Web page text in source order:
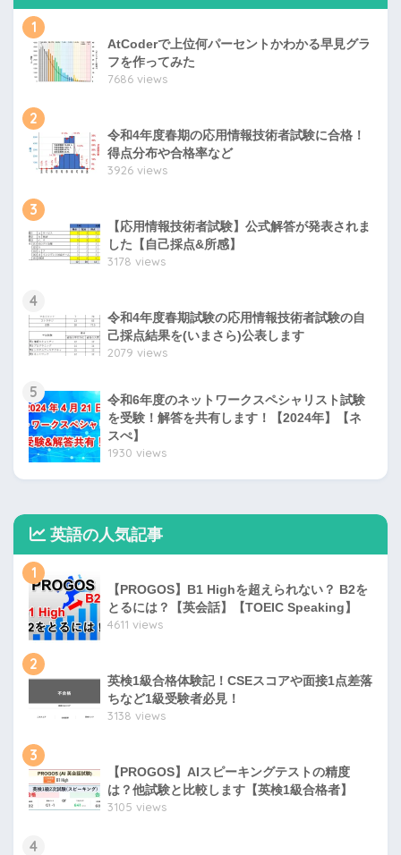
1
AtCoderで上位何パーセントかわかる早見グラ
フを作ってみた
7686 views
2
令和4年度春期の応用情報技術者試験に合格！
得点分布や合格率など
3926 views
3
【応用情報技術者試験】公式解答が発表されま
した【自己採点&所感】
3178 views
4
令和4年度春期試験の応用情報技術者試験の自
己採点結果を(いまさら)公表します
2079 views
5
令和6年度のネットワークスペシャリスト試験
を受験！解答を共有します！【2024年】【ネ
スぺ】
1930 views
英語の人気記事
1
【PROGOS】B1 Highを超えられない？ B2を
とるには？【英会話】【TOEIC Speaking】
4611 views
2
英検1級合格体験記！CSEスコアや面接1点差落
ちなど1級受験者必見！
3138 views
3
【PROGOS】AIスピーキングテストの精度
は？他試験と比較します【英検1級合格者】
3105 views
4